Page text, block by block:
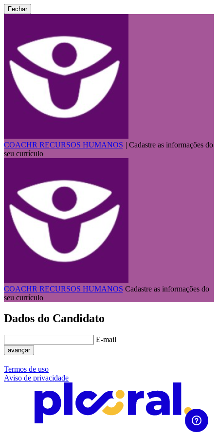
Fechar
COACHR RECURSOS HUMANOS | Cadastre as informações do
seu currículo
COACHR RECURSOS HUMANOS Cadastre as informações do
seu currículo
Dados do Candidato
E-mail
avançar
Termos de uso
Aviso de privacidade